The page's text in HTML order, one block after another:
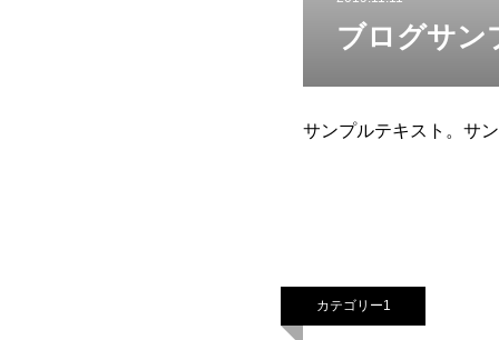
ブログサン
サンプルテキスト。サン
カテゴリー1